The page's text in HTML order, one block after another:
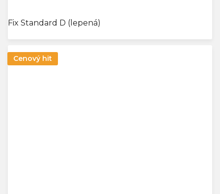
Fix Standard D (lepená)
Cenový hit